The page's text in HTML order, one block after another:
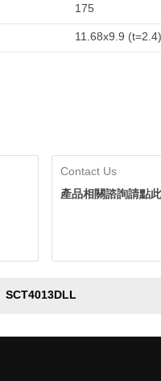
175
11.68x9.9 (t=2.4)
Contact Us
產品相關諮詢請點
SCT4013DLL